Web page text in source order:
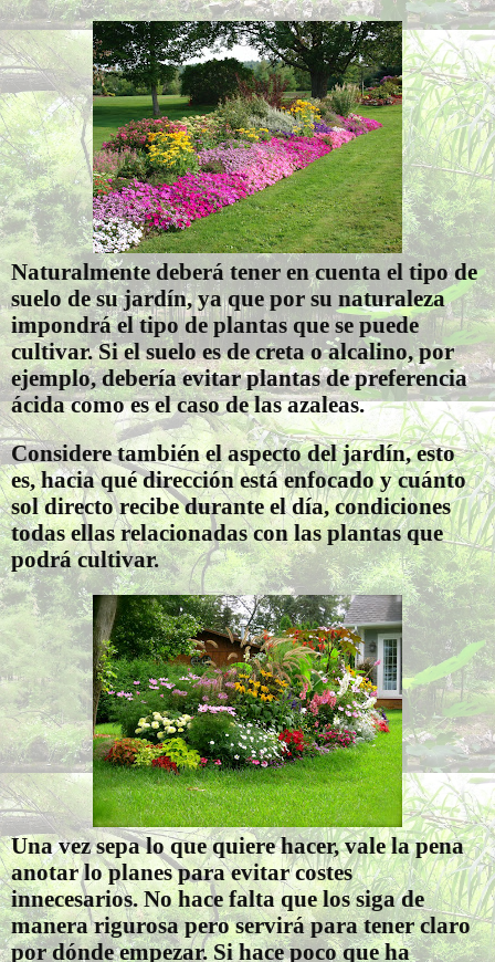
Naturalmente deberá tener en cuenta el tipo de
suelo de su jardín, ya que por su naturaleza
impondrá el tipo de plantas que se puede
cultivar. Si el suelo es de creta o alcalino, por
ejemplo, debería evitar plantas de preferencia
ácida como es el caso de las azaleas.
Considere también el aspecto del jardín, esto
es, hacia qué dirección está enfocado y cuánto
sol directo recibe durante el día, condiciones
todas ellas relacionadas con las plantas que
podrá cultivar.
Una vez sepa lo que quiere hacer, vale la pena
anotar lo planes para evitar costes
innecesarios. No hace falta que los siga de
manera rigurosa pero servirá para tener claro
por dónde empezar. Si hace poco que ha